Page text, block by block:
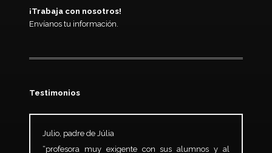
¡Trabaja con nosotros!
Envíanos tu información.
Testimonios
Julio, padre de Júlia
“profesora muy exigente con sus alumnos y al